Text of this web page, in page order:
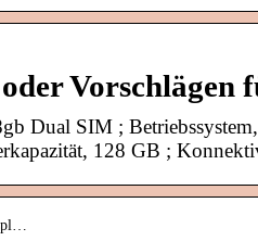
Vorschlägen
Dual SIM ;
128 GB ;